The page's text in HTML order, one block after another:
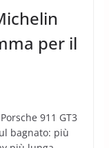
per il
911 GT3
bagnato: più